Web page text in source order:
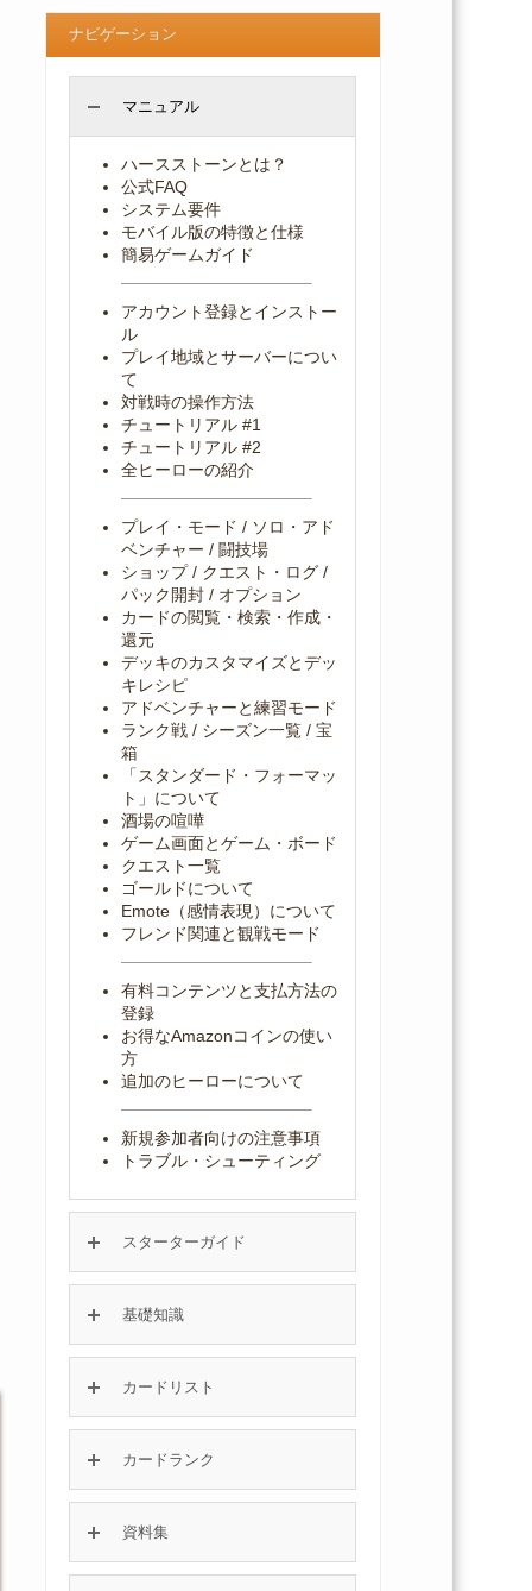
ナビゲーション
マニュアル
ハースストーンとは？
公式FAQ
システム要件
モバイル版の特徴と仕様
簡易ゲームガイド
アカウント登録とインストー
ル
プレイ地域とサーバーについ
て
対戦時の操作方法
チュートリアル #1
チュートリアル #2
全ヒーローの紹介
プレイ・モード / ソロ・アド
ベンチャー / 闘技場
ショップ / クエスト・ログ /
パック開封 / オプション
カードの閲覧・検索・作成・
還元
デッキのカスタマイズとデッ
キレシピ
アドベンチャーと練習モード
ランク戦 / シーズン一覧 / 宝
箱
「スタンダード・フォーマッ
ト」について
酒場の喧嘩
ゲーム画面とゲーム・ボード
クエスト一覧
ゴールドについて
Emote（感情表現）について
フレンド関連と観戦モード
有料コンテンツと支払方法の
登録
お得なAmazonコインの使い
方
追加のヒーローについて
新規参加者向けの注意事項
トラブル・シューティング
スターターガイド
基礎知識
カードリスト
カードランク
資料集